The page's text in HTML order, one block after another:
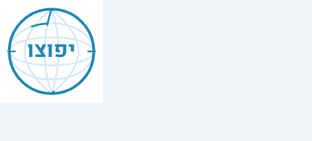
יפוצו